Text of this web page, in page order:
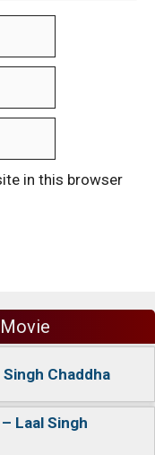
in this browser
Chaddha
Laal Singh